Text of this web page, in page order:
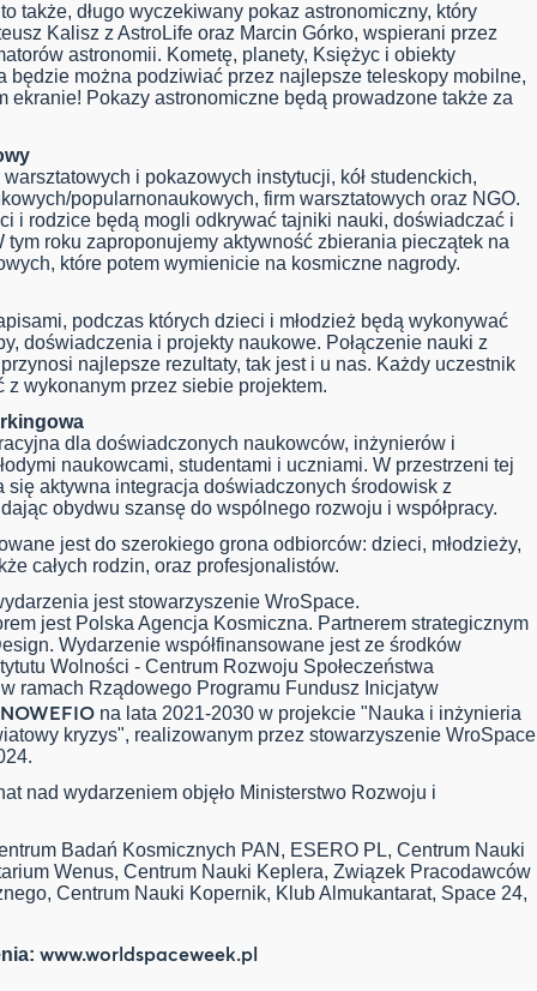
także, długo wyczekiwany pokaz astronomiczny, który
Kalisz z AstroLife oraz Marcin Górko, wspierani przez
astronomii. Kometę, planety, Księżyc i obiekty
będzie można podziwiać przez najlepsze teleskopy mobilne,
ekranie! Pokazy astronomiczne będą prowadzone także za
i pokazowych instytucji, kół studenckich,
popularnonaukowych, firm warsztatowych oraz NGO.
i rodzice będą mogli odkrywać tajniki nauki, doświadczać i
tym roku zaproponujemy aktywność zbierania pieczątek na
które potem wymienicie na kosmiczne nagrody.
podczas których dzieci i młodzież będą wykonywać
doświadczenia i projekty naukowe. Połączenie nauki z
najlepsze rezultaty, tak jest i u nas. Każdy uczestnik
z wykonanym przez siebie projektem.
dla doświadczonych naukowców, inżynierów i
naukowcami, studentami i uczniami. W przestrzeni tej
się aktywna integracja doświadczonych środowisk z
obydwu szansę do wspólnego rozwoju i współpracy.
jest do szerokiego grona odbiorców: dzieci, młodzieży,
całych rodzin, oraz profesjonalistów.
jest stowarzyszenie WroSpace.
jest Polska Agencja Kosmiczna. Partnerem strategicznym
Wydarzenie współfinansowane jest ze środków
Wolności - Centrum Rozwoju Społeczeństwa
ramach Rządowego Programu Fundusz Inicjatyw
NOWEFIO na lata 2021-2030 w projekcie "Nauka i inżynieria
kryzys", realizowanym przez stowarzyszenie WroSpace
nad wydarzeniem objęło Ministerstwo Rozwoju i
Badań Kosmicznych PAN, ESERO PL, Centrum Nauki
Wenus, Centrum Nauki Keplera, Związek Pracodawców
Centrum Nauki Kopernik, Klub Almukantarat, Space 24,
www.worldspaceweek.pl